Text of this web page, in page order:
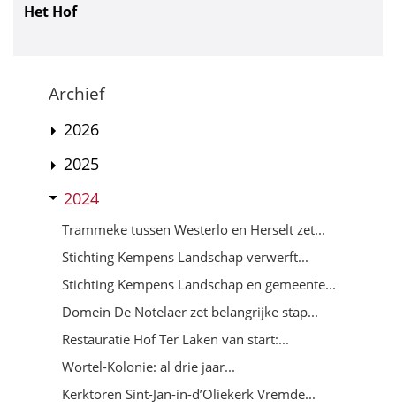
Het Hof
Archief
2026
2025
2024
Trammeke tussen Westerlo en Herselt zet...
Stichting Kempens Landschap verwerft...
Stichting Kempens Landschap en gemeente...
Domein De Notelaer zet belangrijke stap...
Restauratie Hof Ter Laken van start:...
Wortel-Kolonie: al drie jaar...
Kerktoren Sint-Jan-in-d’Oliekerk Vremde...